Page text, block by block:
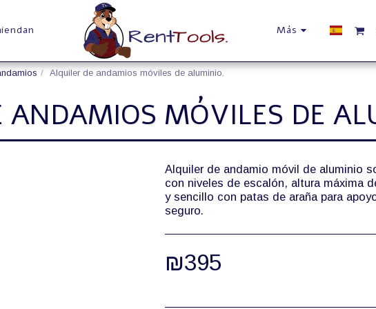
Más
Alquiler de andamios móviles de aluminio.
ANDAMIOS MÓVILES DE
Alquiler de andamio móvil de aluminio
con niveles de escalón, altura máxima
y sencillo con patas de araña para
seguro.
₪395